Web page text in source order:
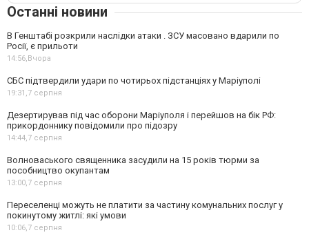
Останні новини
В Генштабі розкрили наслідки атаки . ЗСУ масовано вдарили по
Росії, є прильоти
14:56,Вчора
СБС підтвердили удари по чотирьох підстанціях у Маріуполі
19:31,7 серпня
Дезертирував під час оборони Маріуполя і перейшов на бік РФ:
прикордоннику повідомили про підозру
14:44,7 серпня
Волноваського священника засудили на 15 років тюрми за
пособництво окупантам
13:00,7 серпня
Переселенці можуть не платити за частину комунальних послуг у
покинутому житлі: які умови
10:06,7 серпня